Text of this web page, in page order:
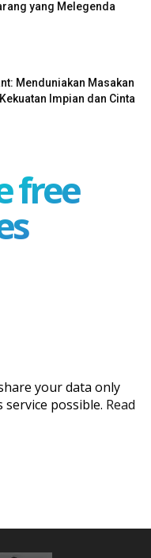
yang Melegenda
Menduniakan Masakan
Impian dan Cinta
free
your data only
possible. Read